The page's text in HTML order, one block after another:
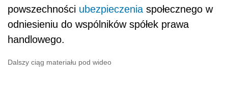
powszechności ubezpieczenia społecznego w
odniesieniu do wspólników spółek prawa
handlowego.
Dalszy ciąg materiału pod wideo